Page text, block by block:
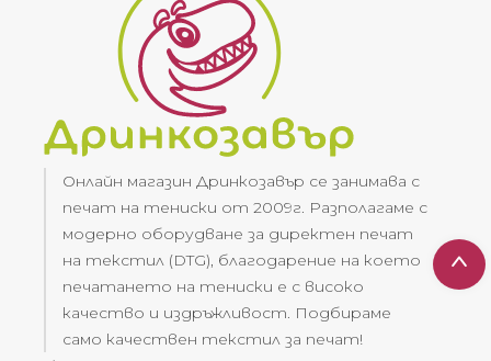
Онлайн магазин Дринкозавър се занимава с
печат на тениски от 2009г. Разполагаме с
модерно оборудване за директен печат
на текстил (DTG), благодарение на което
печатането на тениски е с високо
качество и издръжливост. Подбираме
само качествен текстил за печат!